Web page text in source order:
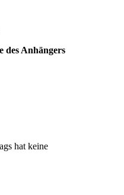
des Anhängers
hat keine